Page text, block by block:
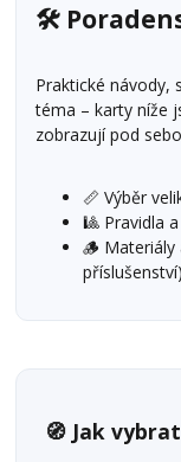
🛠️
Praktické návody,
téma – karty níže
zobrazují pod
📏 Výběr
🎱 Pravidla
🪵 Materiály
příslušenství)
🧭 Jak